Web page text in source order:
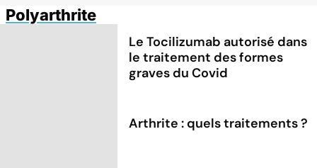
Polyarthrite
Le Tocilizumab autorisé dans
le traitement des formes
graves du Covid
Arthrite : quels traitements ?